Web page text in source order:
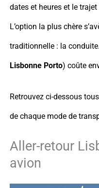
dates et heures et le
L’option la plus chère
traditionnelle : la
Lisbonne Porto) coûte
Retrouvez ci-dessous
de chaque mode de
Aller-retour
avion